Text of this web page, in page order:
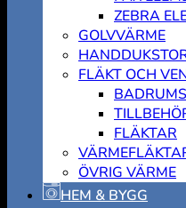
ZEBRA
GOLVVÄRME
FLÄKT OCH
FLÄKTAR
ÖVRIG VÄRME
HEM & BYGG